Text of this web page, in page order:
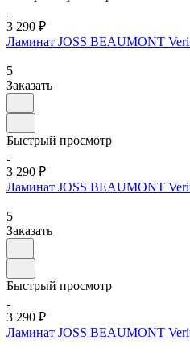
3 290 ₽
Ламинат JOSS BEAUMONT
5
Заказать
Быстрый просмотр
3 290 ₽
Ламинат JOSS BEAUMONT
5
Заказать
Быстрый просмотр
3 290 ₽
Ламинат JOSS BEAUMONT